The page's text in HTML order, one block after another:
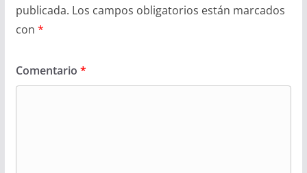
publicada. Los campos obligatorios están marcados
con *
Comentario *